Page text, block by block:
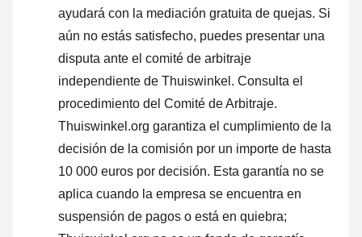
ayudará con la mediación gratuita de quejas. Si
aún no estás satisfecho, puedes presentar una
disputa ante el comité de arbitraje
independiente de Thuiswinkel. Consulta el
procedimiento del Comité de Arbitraje.
Thuiswinkel.org garantiza el cumplimiento de la
decisión de la comisión por un importe de hasta
10 000 euros por decisión. Esta garantía no se
aplica cuando la empresa se encuentra en
suspensión de pagos o está en quiebra;